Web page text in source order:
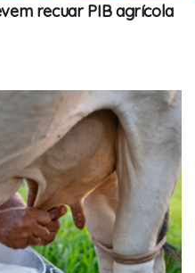
recuar PIB agrícola